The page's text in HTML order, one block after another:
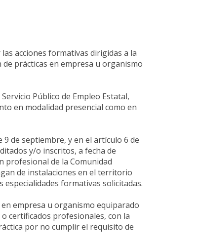
acciones formativas dirigidas a la
prácticas en empresa u organismo
Público de Empleo Estatal,
en modalidad presencial como en
de septiembre, y en el artículo 6 de
y/o inscritos, a fecha de
profesional de la Comunidad
de instalaciones en el territorio
formativas solicitadas.
empresa u organismo equiparado
certificados profesionales, con la
por no cumplir el requisito de